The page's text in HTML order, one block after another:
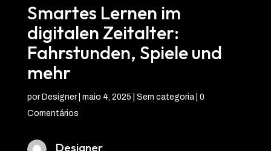
Smartes Lernen im
digitalen Zeitalter:
Fahrstunden, Spiele und
mehr
por Designer| maio 4, 2025 | Sem categoria | 0
Comentários
Designer